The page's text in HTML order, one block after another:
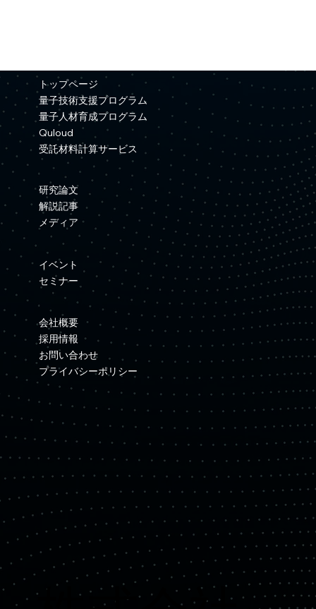
トップページ
量子技術支援プログラム
量子人材育成プログラム
Quloud
受託材料計算サービス
研究論文
解説記事
メディア
イベント
セミナー
会社概要
採用情報
お問い合わせ
プライバシーポリシー